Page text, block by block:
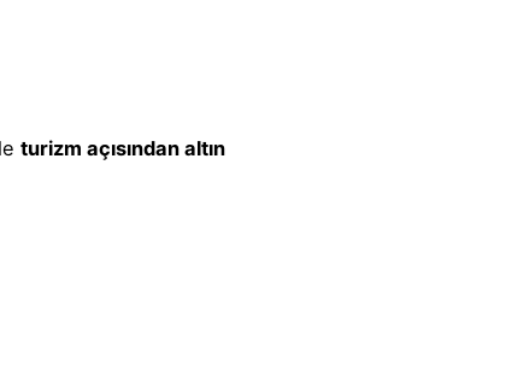
turizm açısından altın